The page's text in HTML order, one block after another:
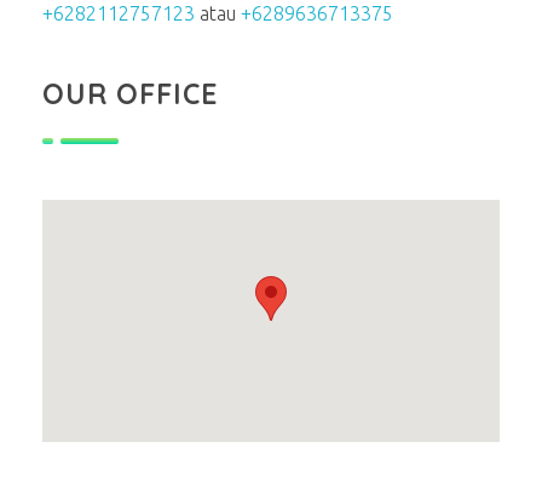
+6282112757123 atau +6289636713375
OUR OFFICE